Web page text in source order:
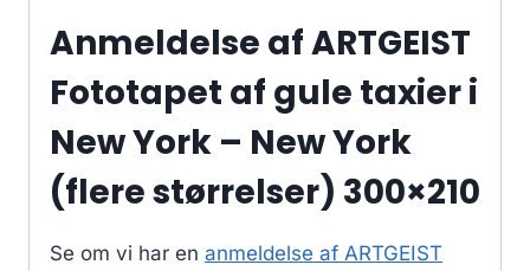
Anmeldelse af ARTGEIST
Fototapet af gule taxier i
New York – New York
(flere størrelser) 300×210
Se om vi har en anmeldelse af ARTGEIST